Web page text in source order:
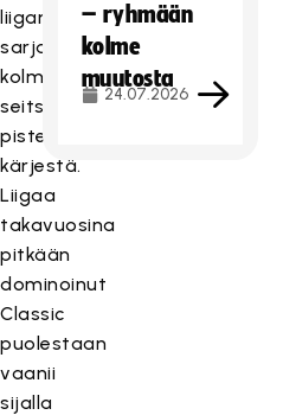
liigan
sarjataulukossa
kolmantena
seitsemän
pistettä
kärjestä.
Liigaa
takavuosina
pitkään
dominoinut
Classic
puolestaan
vaanii
sijalla
– ryhmään
kolme
muutosta
24.07.2026